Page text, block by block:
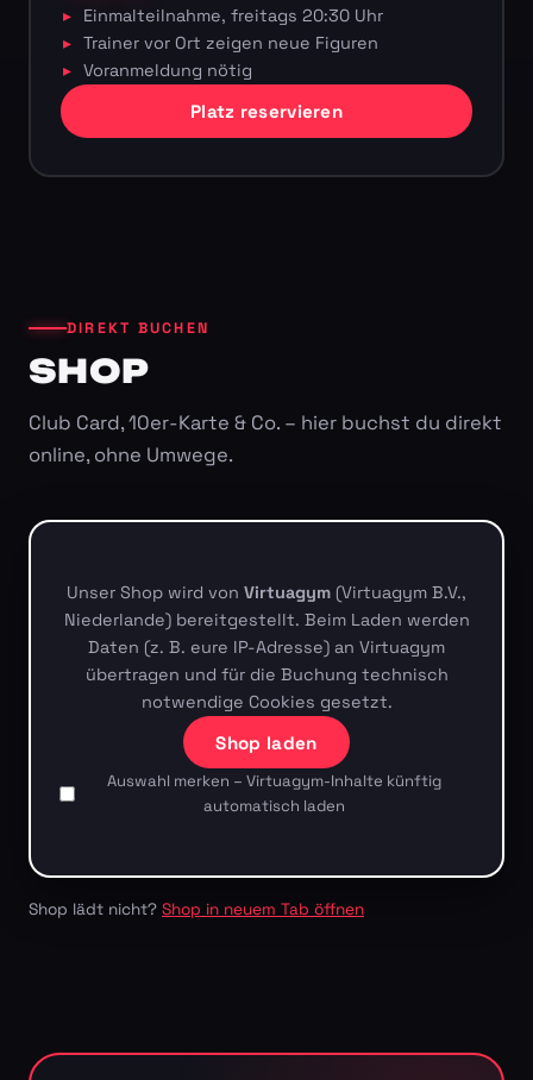
Einmalteilnahme, freitags 20:30 Uhr
Trainer vor Ort zeigen neue Figuren
Voranmeldung nötig
Platz reservieren
DIREKT BUCHEN
SHOP
Club Card, 10er-Karte & Co. – hier buchst du direkt
online, ohne Umwege.
Unser Shop wird von Virtuagym (Virtuagym B.V.,
Niederlande) bereitgestellt. Beim Laden werden
Daten (z. B. eure IP-Adresse) an Virtuagym
übertragen und für die Buchung technisch
notwendige Cookies gesetzt.
Shop laden
Auswahl merken – Virtuagym-Inhalte künftig
automatisch laden
Shop lädt nicht? Shop in neuem Tab öffnen